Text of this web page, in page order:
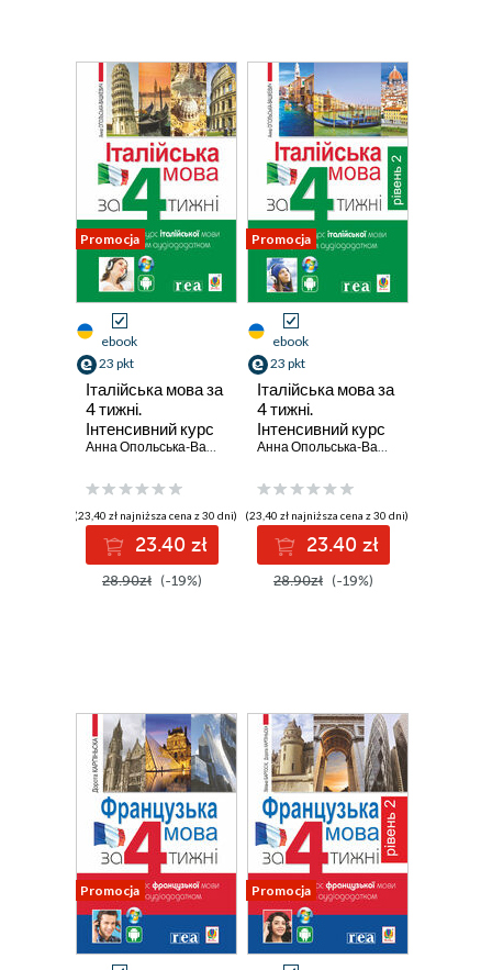
Promocja
ebook
23 pkt
Італійська мова за
4 тижні.
Інтенсивний курс
італійської мови з
аудіододатком
Анна Опольська-Вашкевич
(23,40 zł najniższa cena z 30 dni)
23.40 zł
28.90zł (-19%)
Promocja
ebook
23 pkt
Італійська мова за
4 тижні.
Інтенсивний курс
італійської мови з
аудіододатком.
Рівень 2
Анна Опольська-Вашкевич
(23,40 zł najniższa cena z 30 dni)
23.40 zł
28.90zł (-19%)
Promocja Promocja